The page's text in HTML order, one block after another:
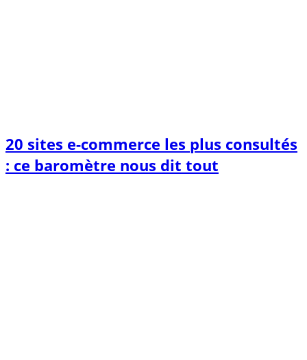
20 sites e-commerce les plus consultés
: ce baromètre nous dit tout